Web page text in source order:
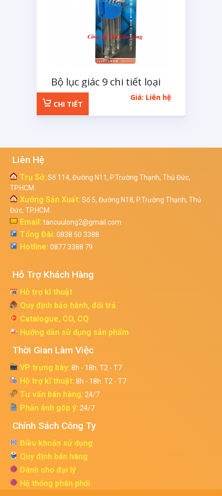
Bộ lục giác 9 chi tiết loại
ngắn
Giá: Liên hệ
CHI TIẾT
Liên Hệ
Trụ Sở: Số 114, Đường N11, P.Trường Thạnh, Thủ Đức,
TP.HCM.
Xưởng Sản Xuất: Số 5, Đường N18, P.Trường Thạnh, Thủ
Đức, TP.HCM.
Email: tancuulong2@gmail.com
Tổng Đài: 0838 50 3388
Hotline: 0877 3388 79
Hỗ Trợ Khách Hàng
Hỗ trợ kĩ thuật
Quy định bảo hành, đổi trả
Catalogue, CO, CQ
Hướng dẫn sử dụng sản phẩm
Thời Gian Làm Việc
VP trưng bày: 8h - 18h. T2 - T7
Hỗ trợ kĩ thuật: 8h - 18h. T2 - T7
Tư vấn bán hàng: 24/7
Phản ánh góp ý: 24/7
Chính Sách Công Ty
Điều khoản sử dụng
Quy định bán hàng
Dành cho đại lý
Hệ thống phân phối